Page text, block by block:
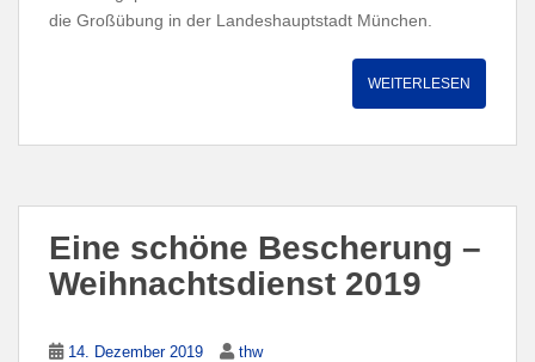
die Großübung in der Landeshauptstadt München.
WEITERLESEN
Eine schöne Bescherung –
Weihnachtsdienst 2019
14. Dezember 2019 thw